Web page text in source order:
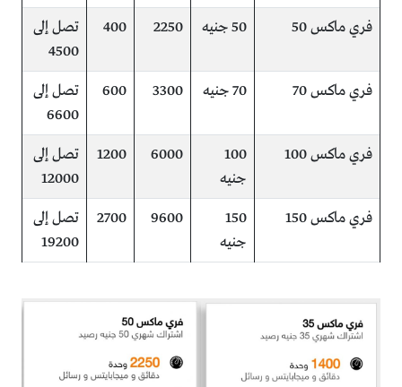
فري ماكس 50 50 جنيه 2250
400
تصل إلى
4500
فري ماكس 70 70 جنيه 3300
600
تصل إلى
6600
فري ماكس 100
100
جنيه
6000
1200
تصل إلى
12000
فري ماكس 150
150
جنيه
9600
2700
تصل إلى
19200